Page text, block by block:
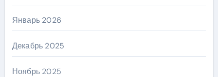
Январь 2026
Декабрь 2025
Ноябрь 2025